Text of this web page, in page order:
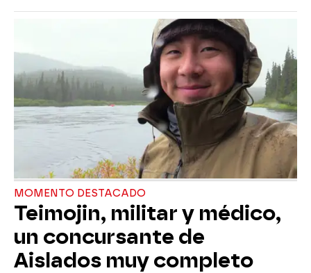
MOMENTO DESTACADO
Teimojin, militar y médico,
un concursante de
Aislados muy completo